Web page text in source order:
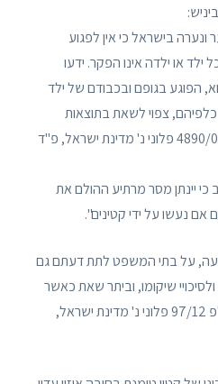
ונערה בישראל כי אין לפגוע
ילד או ילדה אינו הפקר. ידעו
הפוגע בגופם ובכבודם של ילד
צפוי לשאת בתוצאות
העונשיות על מעשהו" (ע"פ 4890/01 פלוני נ' מדינת ישראל, פ"ד
כי יינתן מסר מרתיע ההולם את
נעשו על ידי קטינים".
על בתי המשפט לתת דעתם גם
שיקומו, וביתר שאת כאשר
קורבן העבירה הינו קטין (ר' ע"פ 97/12 פלוני נ' מדינת ישראל,